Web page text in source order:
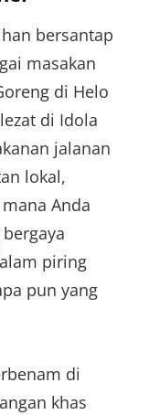
bersantap
masakan
di Helo
di Idola
jalanan
lokal,
Anda
piring
pun yang
di
khas